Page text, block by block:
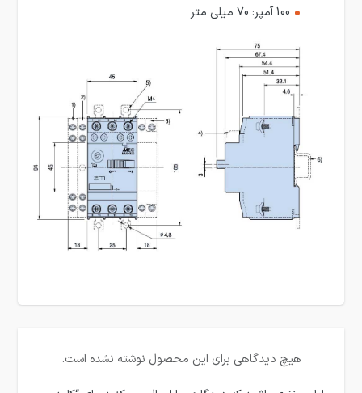
100 آمپر: 70 میلی متر
هیچ دیدگاهی برای این محصول نوشته نشده است.